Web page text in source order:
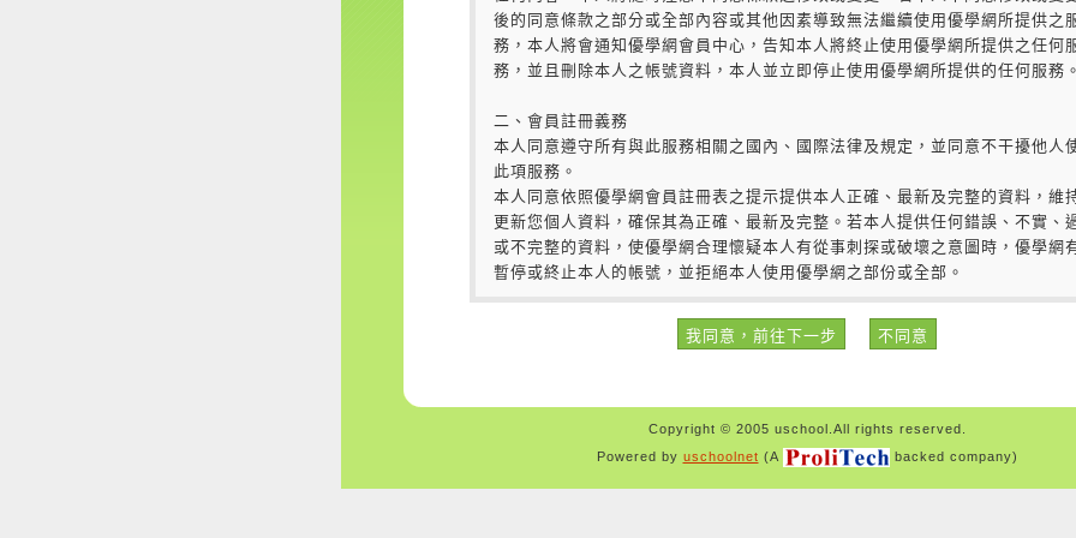
Copyright © 2005 uschool.All rights reserved.
Powered by uschoolnet (A backed company)